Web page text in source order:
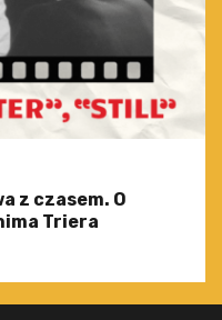
z czasem. O
Triera